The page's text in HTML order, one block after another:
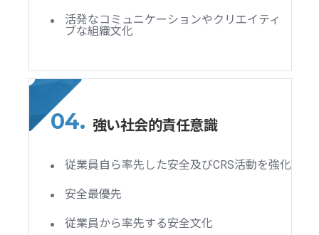
活発なコミュニケーションやクリエイティ
ブな組織文化
04. 強い社会的責任意識
従業員自ら率先した安全及びCRS活動を強化
安全最優先
従業員から率先する安全文化